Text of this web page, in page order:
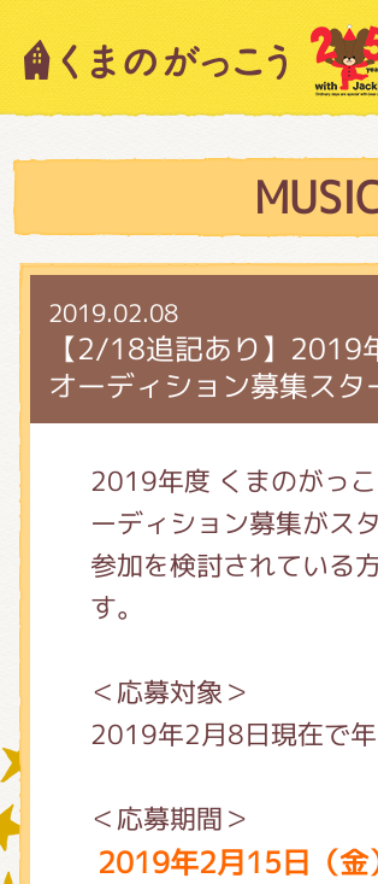
2019.02.08
【2/18追記あり】2019
オーディション募集スタ
2019年度 くまのがっ
ーディション募集がス
参加を検討されている
す。
＜応募対象＞
2019年2月8日現在で
＜応募期間＞
2019年2月15日（
キャラクター紹介
スタッフブログ
絵本・作家紹介
ショップインフォメ
ミュージカル・コン
おたのしみコンテ